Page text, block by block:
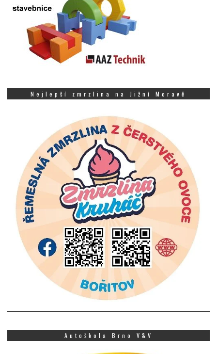
Nejlepší zmrzlina na Jižní Moravě
Autoškola Brno V&V